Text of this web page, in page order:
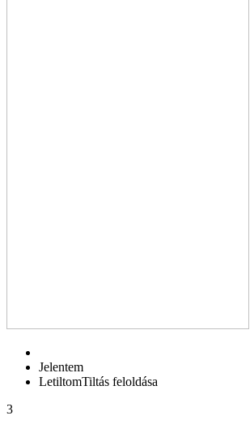
Jelentem
LetiltomTiltás feloldása
3